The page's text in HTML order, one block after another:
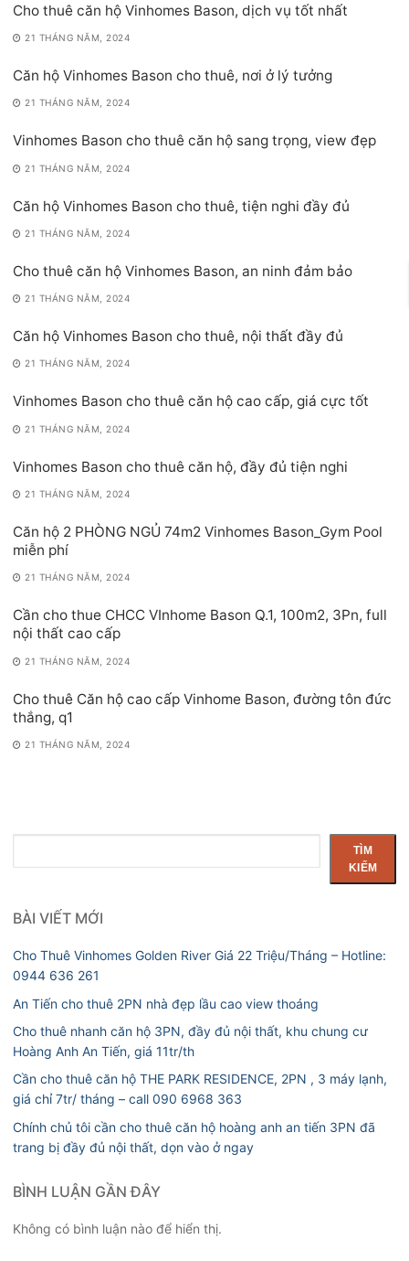
Cho thuê căn hộ Vinhomes Bason, dịch vụ tốt nhất
21 THÁNG NĂM, 2024
Căn hộ Vinhomes Bason cho thuê, nơi ở lý tưởng
21 THÁNG NĂM, 2024
Vinhomes Bason cho thuê căn hộ sang trọng, view đẹp
21 THÁNG NĂM, 2024
Căn hộ Vinhomes Bason cho thuê, tiện nghi đầy đủ
21 THÁNG NĂM, 2024
Cho thuê căn hộ Vinhomes Bason, an ninh đảm bảo
21 THÁNG NĂM, 2024
Căn hộ Vinhomes Bason cho thuê, nội thất đầy đủ
21 THÁNG NĂM, 2024
Vinhomes Bason cho thuê căn hộ cao cấp, giá cực tốt
21 THÁNG NĂM, 2024
Vinhomes Bason cho thuê căn hộ, đầy đủ tiện nghi
21 THÁNG NĂM, 2024
Căn hộ 2 PHÒNG NGỦ 74m2 Vinhomes Bason_Gym Pool
miễn phí
21 THÁNG NĂM, 2024
Cần cho thue CHCC VInhome Bason Q.1, 100m2, 3Pn, full
nội thất cao cấp
21 THÁNG NĂM, 2024
Cho thuê Căn hộ cao cấp Vinhome Bason, đường tôn đức
thắng, q1
21 THÁNG NĂM, 2024
kiếm
TÌM
KIẾM
BÀI VIẾT MỚI
Cho Thuê Vinhomes Golden River Giá 22 Triệu/Tháng – Hotline:
0944 636 261
An Tiến cho thuê 2PN nhà đẹp lầu cao view thoáng
Cho thuê nhanh căn hộ 3PN, đầy đủ nội thất, khu chung cư
Hoàng Anh An Tiến, giá 11tr/th
Cần cho thuê căn hộ THE PARK RESIDENCE, 2PN , 3 máy lạnh,
giá chỉ 7tr/ tháng – call 090 6968 363
Chính chủ tôi cần cho thuê căn hộ hoàng anh an tiến 3PN đã
trang bị đầy đủ nội thất, dọn vào ở ngay
BÌNH LUẬN GẦN ĐÂY
Không có bình luận nào để hiển thị.